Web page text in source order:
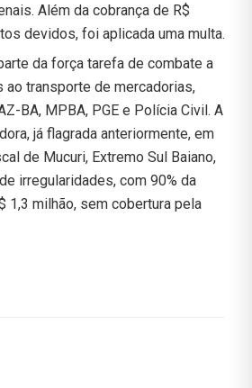
Além da cobrança de R$
devidos, foi aplicada uma multa.
da força tarefa de combate a
ao transporte de mercadorias,
BA, MPBA, PGE e Polícia Civil. A
já flagrada anteriormente, em
de Mucuri, Extremo Sul Baiano,
irregularidades, com 90% da
1,3 milhão, sem cobertura pela